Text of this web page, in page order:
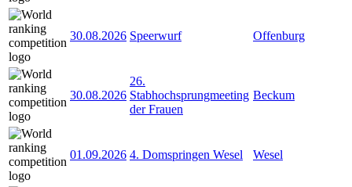
30.08.2026 Speerwurf Offenburg
30.08.2026
26.
Stabhochsprungmeeting
der Frauen
Beckum
01.09.2026 4. Domspringen Wesel Wesel